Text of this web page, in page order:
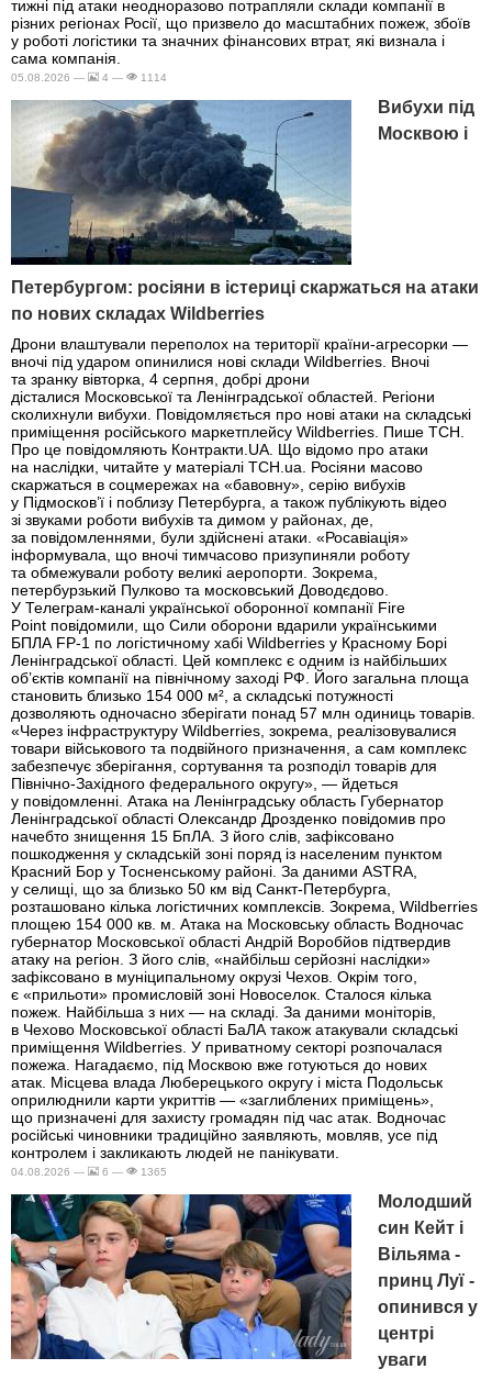
тижні під атаки неодноразово потрапляли склади компанії в
різних регіонах Росії, що призвело до масштабних пожеж, збоїв
у роботі логістики та значних фінансових втрат, які визнала і
сама компанія.
05.08.2026 — 4 — 1114
Вибухи під
Москвою і
Петербургом: росіяни в істериці скаржаться на атаки
по нових складах Wildberries
Дрони влаштували переполох на території країни-агресорки —
вночі під ударом опинилися нові склади Wildberries. Вночі
та зранку вівторка, 4 серпня, добрі дрони
дісталися Московської та Ленінградської областей. Регіони
сколихнули вибухи. Повідомляється про нові атаки на складські
приміщення російського маркетплейсу Wildberries. Пише ТСН.
Про це повідомляють Контракти.UA. Що відомо про атаки
на наслідки, читайте у матеріалі ТСН.ua. Росіяни масово
скаржаться в соцмережах на «бавовну», серію вибухів
у Підмосков’ї і поблизу Петербурга, а також публікують відео
зі звуками роботи вибухів та димом у районах, де,
за повідомленнями, були здійснені атаки. «Росавіація»
інформувала, що вночі тимчасово призупиняли роботу
та обмежували роботу великі аеропорти. Зокрема,
петербурзький Пулково та московський Доводєдово.
У Телеграм-каналі української оборонної компанії Fire
Point повідомили, що Сили оборони вдарили українськими
БПЛА FP-1 по логістичному хабі Wildberries у Красному Борі
Ленінградської області. Цей комплекс є одним із найбільших
об’єктів компанії на північному заході РФ. Його загальна площа
становить близько 154 000 м², а складські потужності
дозволяють одночасно зберігати понад 57 млн одиниць товарів.
«Через інфраструктуру Wildberries, зокрема, реалізовувалися
товари військового та подвійного призначення, а сам комплекс
забезпечує зберігання, сортування та розподіл товарів для
Північно-Західного федерального округу», — йдеться
у повідомленні. Атака на Ленінградську область Губернатор
Ленінградської області Олександр Дрозденко повідомив про
начебто знищення 15 БпЛА. З його слів, зафіксовано
пошкодження у складській зоні поряд із населеним пунктом
Красний Бор у Тосненському районі. За даними ASTRA,
у селищі, що за близько 50 км від Санкт-Петербурга,
розташовано кілька логістичних комплексів. Зокрема, Wildberries
площею 154 000 кв. м. Атака на Московську область Водночас
губернатор Московської області Андрій Воробйов підтвердив
атаку на регіон. З його слів, «найбільш серйозні наслідки»
зафіксовано в муніципальному окрузі Чехов. Окрім того,
є «прильоти» промисловій зоні Новоселок. Сталося кілька
пожеж. Найбільша з них — на складі. За даними моніторів,
в Чехово Московської області БаЛА також атакували складські
приміщення Wildberries. У приватному секторі розпочалася
пожежа. Нагадаємо, під Москвою вже готуються до нових
атак. Місцева влада Люберецького округу і міста Подольськ
оприлюднили карти укриттів — «заглиблених приміщень»,
що призначені для захисту громадян під час атак. Водночас
російські чиновники традиційно заявляють, мовляв, усе під
контролем і закликають людей не панікувати.
04.08.2026 — 6 — 1365
Молодший
син Кейт і
Вільяма -
принц Луї -
опинився у
центрі
уваги